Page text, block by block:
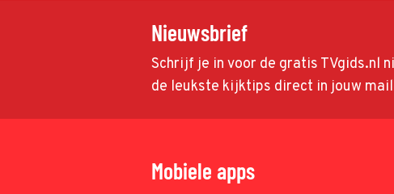
Nieuwsbrief
Schrijf je in voor de gratis TVgids.nl
de leukste kijktips direct in jouw
Mobiele apps